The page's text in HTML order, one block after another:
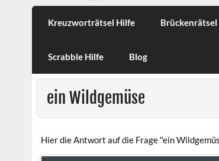
Kreuzworträtsel Hilfe Brückenrätsel
Scrabble Hilfe Blog
ein Wildgemüse
Hier die Antwort auf die Frage "ein